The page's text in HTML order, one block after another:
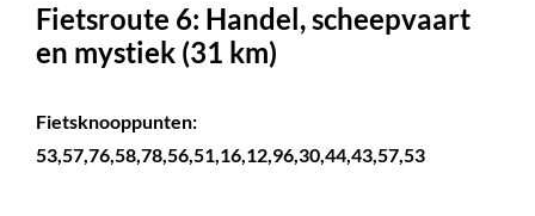
Fietsroute 6: Handel, scheepvaart
en mystiek (31 km)
Fietsknooppunten:
53,57,76,58,78,56,51,16,12,96,30,44,43,57,53